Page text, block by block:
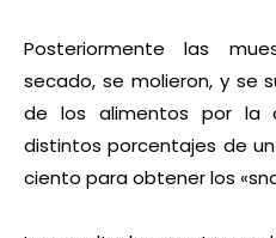
Posteriormente las
secado, se molieron, y se
de los alimentos por la
distintos porcentajes de un
ciento para obtener los